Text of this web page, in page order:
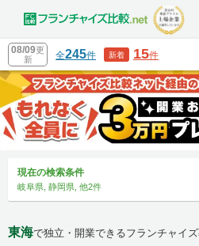
08/09更
新
全245件 新着 15件
現在の検索条件
岐阜県, 静岡県, 他2件
東海で独立・開業できるフランチャイ